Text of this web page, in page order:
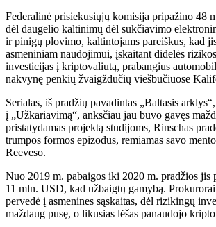
Federalinė prisiekusiųjų komisija pripažino 48
dėl daugelio kaltinimų dėl sukčiavimo
ir pinigų plovimo, kaltintojams pareiškus, kad
asmeniniam naudojimui, įskaitant didelės
investicijas į kriptovaliutą, prabangius
nakvynę penkių žvaigždučių viešbučiuose
Serialas, iš pradžių pavadintas „Baltasis
į „Užkariavimą“, anksčiau jau buvo gavęs
pristatydamas projektą studijoms, Rinschas
trumpos formos epizodus, remiamas savo
Reeveso.
Nuo 2019 m. pabaigos iki 2020 m. pradžios jis
11 mln. USD, kad užbaigtų gamybą.
pervedė į asmenines sąskaitas, dėl rizikingų
maždaug pusę, o likusias lėšas panaudojo